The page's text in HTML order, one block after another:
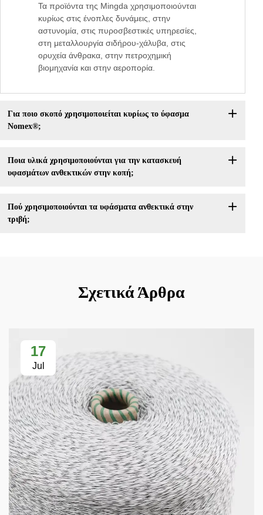
Τα προϊόντα της Mingda χρησιμοποιούνται
κυρίως στις ένοπλες δυνάμεις, στην
αστυνομία, στις πυροσβεστικές υπηρεσίες,
στη μεταλλουργία σιδήρου-χάλυβα, στις
ορυχεία άνθρακα, στην πετροχημική
βιομηχανία και στην αεροπορία.
Για ποιο σκοπό χρησιμοποιείται κυρίως το ύφασμα
Nomex®;
Ποια υλικά χρησιμοποιούνται για την κατασκευή
υφασμάτων ανθεκτικών στην κοπή;
Πού χρησιμοποιούνται τα υφάσματα ανθεκτικά στην
τριβή;
Σχετικά Άρθρα
17
Jul